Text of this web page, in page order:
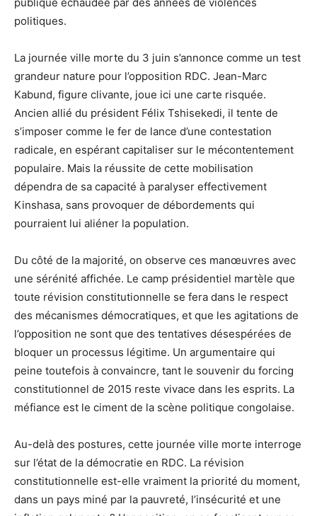
politiques.
La journée ville morte du 3 juin s’annonce comme un test
grandeur nature pour l’opposition RDC. Jean-Marc
Kabund, figure clivante, joue ici une carte risquée.
Ancien allié du président Félix Tshisekedi, il tente de
s’imposer comme le fer de lance d’une contestation
radicale, en espérant capitaliser sur le mécontentement
populaire. Mais la réussite de cette mobilisation
dépendra de sa capacité à paralyser effectivement
Kinshasa, sans provoquer de débordements qui
pourraient lui aliéner la population.
Du côté de la majorité, on observe ces manœuvres avec
une sérénité affichée. Le camp présidentiel martèle que
toute révision constitutionnelle se fera dans le respect
des mécanismes démocratiques, et que les agitations de
l’opposition ne sont que des tentatives désespérées de
bloquer un processus légitime. Un argumentaire qui
peine toutefois à convaincre, tant le souvenir du forcing
constitutionnel de 2015 reste vivace dans les esprits. La
méfiance est le ciment de la scène politique congolaise.
Au-delà des postures, cette journée ville morte interroge
sur l’état de la démocratie en RDC. La révision
constitutionnelle est-elle vraiment la priorité du moment,
dans un pays miné par la pauvreté, l’insécurité et une